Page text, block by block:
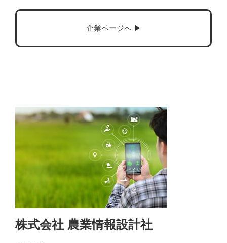
企業ページへ ▶︎
株式会社 農業情報設計社